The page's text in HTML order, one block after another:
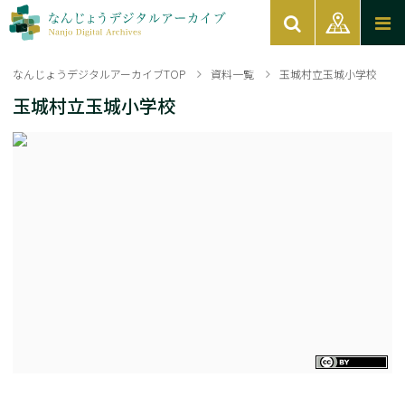
なんじょうデジタルアーカイブTOP 資料一覧 玉城村立玉城小学校
玉城村立玉城小学校